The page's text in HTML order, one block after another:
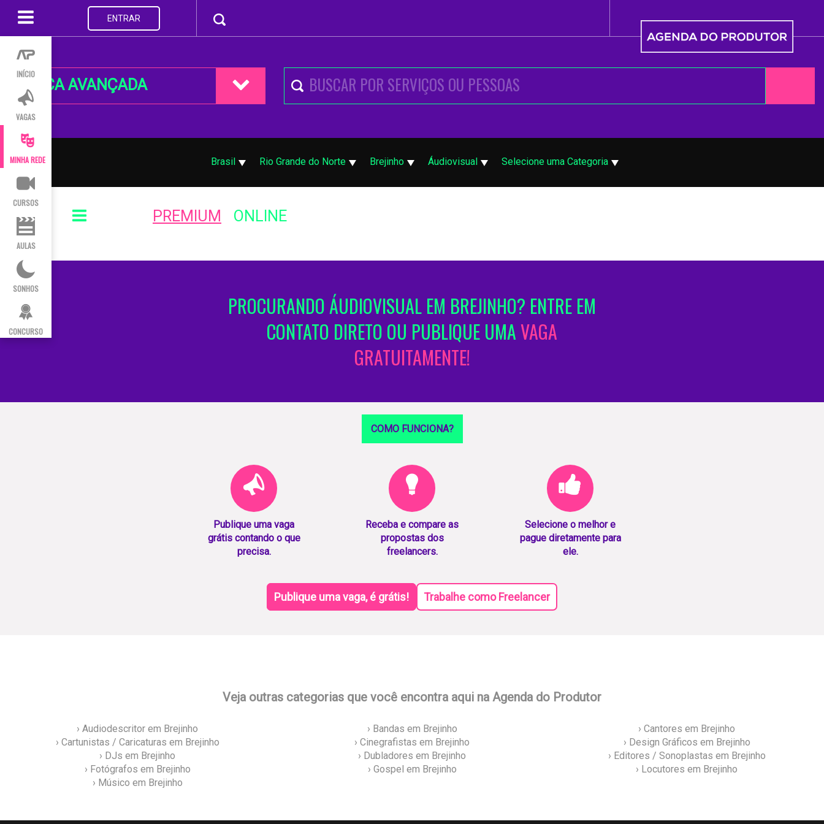
INÍCIO
VAGAS
MINHA REDE
CURSOS
AULAS
SONHOS
CONCURSO
ENTRAR
BUSCA AVANÇADA
Brasil Rio Grande do Norte Brejinho Áudiovisual Selecione uma Categoria
PREMIUM ONLINE
PROCURANDO ÁUDIOVISUAL EM BREJINHO? ENTRE EM
CONTATO DIRETO OU PUBLIQUE UMAVAGA
GRATUITAMENTE!
COMO FUNCIONA?
Publique uma vaga
grátis contando o que
precisa.
Receba e compare as
propostas dos
freelancers.
Selecione o melhor e
pague diretamente para
ele.
Publique uma vaga, é grátis! Trabalhe como Freelancer
Veja outras categorias que você encontra aqui na Agenda do Produtor
› Audiodescritor em Brejinho › Bandas em Brejinho
› Cantores em Brejinho
› Cartunistas / Caricaturas em Brejinho
› Cinegrafistas em Brejinho
› Design Gráficos em Brejinho
› DJs em Brejinho
› Dubladores em Brejinho
› Editores / Sonoplastas em Brejinho
› Fotógrafos em Brejinho
› Gospel em Brejinho
› Locutores em Brejinho
› Músico em Brejinho